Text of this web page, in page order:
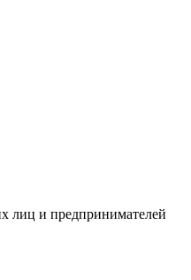
лиц и предпринимателей